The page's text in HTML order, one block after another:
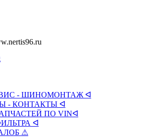
- ШИНОМОНТАЖ ᐊ
- КОНТАКТЫ ᐊ
ПО VINᐊ
ᐊ
⚠